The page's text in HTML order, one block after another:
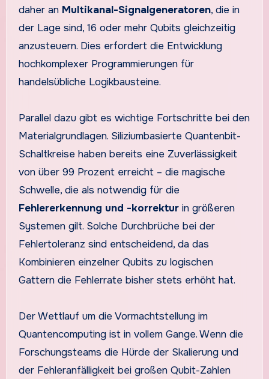
daher an Multikanal-Signalgeneratoren, die in
der Lage sind, 16 oder mehr Qubits gleichzeitig
anzusteuern. Dies erfordert die Entwicklung
hochkomplexer Programmierungen für
handelsübliche Logikbausteine.
Parallel dazu gibt es wichtige Fortschritte bei den
Materialgrundlagen. Siliziumbasierte Quantenbit-
Schaltkreise haben bereits eine Zuverlässigkeit
von über 99 Prozent erreicht – die magische
Schwelle, die als notwendig für die
Fehlererkennung und -korrekturin größeren
Systemen gilt. Solche Durchbrüche bei der
Fehlertoleranz sind entscheidend, da das
Kombinieren einzelner Qubits zu logischen
Gattern die Fehlerrate bisher stets erhöht hat.
Der Wettlauf um die Vormachtstellung im
Quantencomputing ist in vollem Gange. Wenn die
Forschungsteams die Hürde der Skalierung und
der Fehleranfälligkeit bei großen Qubit-Zahlen